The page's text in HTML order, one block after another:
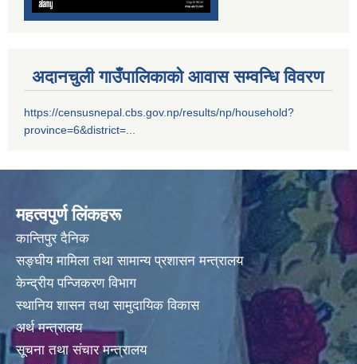
अदानचुली गाउँपालिकाको आवास सम्वन्धि विवरण
https://censusnepal.cbs.gov.np/results/np/household?
province=6&district=...
महत्वपुर्ण लिंकहरू
कान्तिपुर दैनिक
सङ्घीय मामिला तथा सामान्य प्रशासन मन्त्रालय
केन्द्रीय पन्जिकरण विभाग
स्थानिय शासन तथा सामुदायिक विकास
अर्थ मन्त्रालय
सूचना तथा संचार मन्त्रालय